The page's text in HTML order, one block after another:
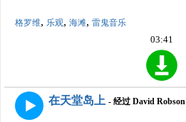
格罗维, 乐观, 海滩, 雷鬼音乐
03:41
在天堂岛上 - 经过 David Robson